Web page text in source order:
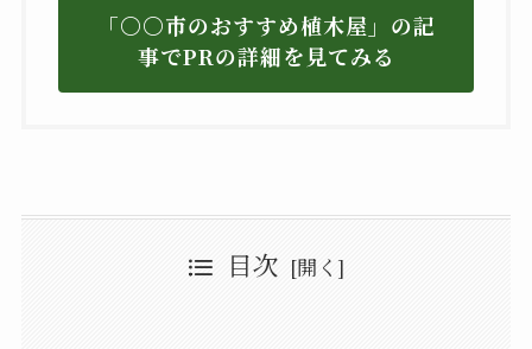
「〇〇市のおすすめ植木屋」の記
事でPRの詳細を見てみる
目次